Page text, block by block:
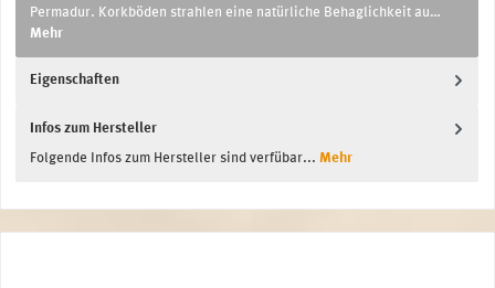
Permadur. Korkböden strahlen eine natürliche Behaglichkeit au…
Mehr
Eigenschaften
Infos zum Hersteller
Folgende Infos zum Hersteller sind verfübar... Mehr